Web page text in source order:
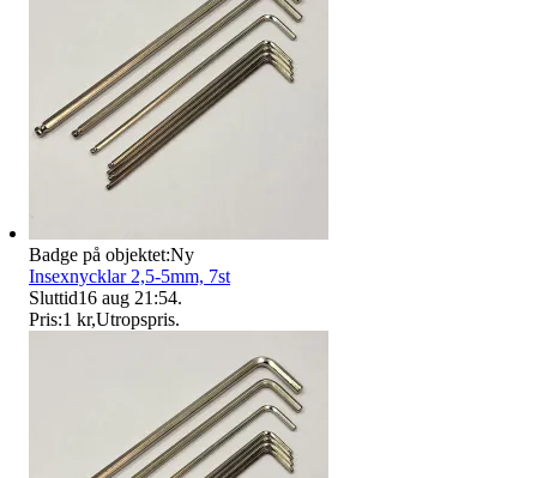
Badge på objektet:Ny
Insexnycklar 2,5-5mm, 7st
Sluttid16 aug 21:54.
Pris:1 kr,Utropspris.